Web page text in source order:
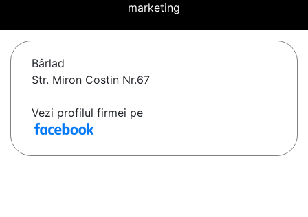
marketing
Bârlad
Str. Miron Costin Nr.67
Vezi profilul firmei pe